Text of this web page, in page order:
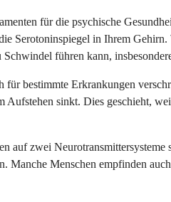
für die psychische
Serotoninspiegel in Ihrem
führen kann,
bestimmte Erkrankungen
sinkt. Dies geschieht,
auf zwei
Menschen empfinden